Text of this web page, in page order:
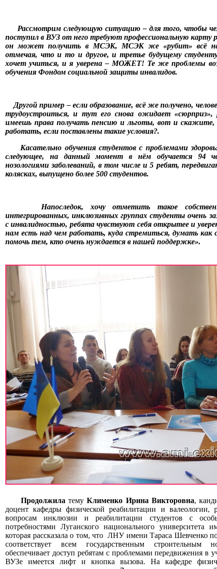
Рассмотрим следующую ситуацию – для того, чтобы
поступил в ВУЗ от него требуют профессиональную карту
он может получить в МСЭК, МСЭК же «рубит» всё на
отмечая, что и то и другое, и третье будущему
хочет учиться, и я уверена – МОЖЕТ! Те же проблемы
обучения Фондом социальной защиты инвалидов.
Другой пример – если образование, всё же получено,
трудоустроиться, и тут его снова ожидает «сюрприз»,
имеешь права получать пенсию и льготы, вот и скажите,
работать, если поставлены такие условия?.
Касательно обучения студентов с проблемами
следующее, на данный момент в нём обучается 94
нозологиями заболеваний, в том числе и 5 ребят,
колясках, выпущено более 500 студентов.
Напоследок, хочу отметить такое
интегрированных, инклюзивных группах студенты очень
с инвалидностью, ребята чувствуют себя открытее и
нам есть над чем работать, куда стремиться, думать как
помочь тем, кто очень нуждается в нашей поддержке».
Продолжила темуКлименко Ирина Викторовна,
доцент кафедры физической реабилитации и валеологии,
вопросам инклюзии и реабилитации студентов с
потребностями Луганского национального университета
которая рассказала о том, что ЛНУ имени Тараса Шевченко
соответствует всем государственным
обеспечивает доступ ребятам с проблемами передвижения в
ВУЗе имеется лифт и кнопка вызова. На кафедре